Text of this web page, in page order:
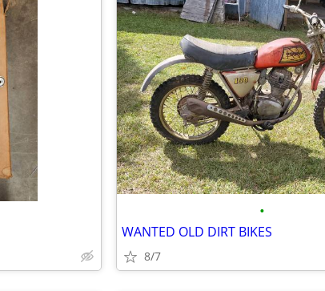
•
WANTED OLD DIRT BIKES
8/7